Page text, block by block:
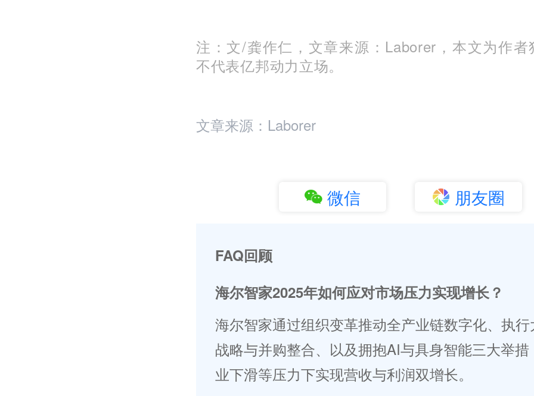
注：文/龚作仁，文章来源：Laborer，本文为作者
不代表亿邦动力立场。
文章来源：Laborer
微信 朋友圈
FAQ回顾
海尔智家2025年如何应对市场压力实现增长？
海尔智家通过组织变革推动全产业链数字化、执行
战略与并购整合、以及拥抱AI与具身智能三大举措
业下滑等压力下实现营收与利润双增长。